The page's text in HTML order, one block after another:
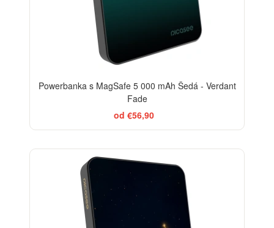
Powerbanka s MagSafe 5 000 mAh Šedá - Verdant
Fade
od €56,90